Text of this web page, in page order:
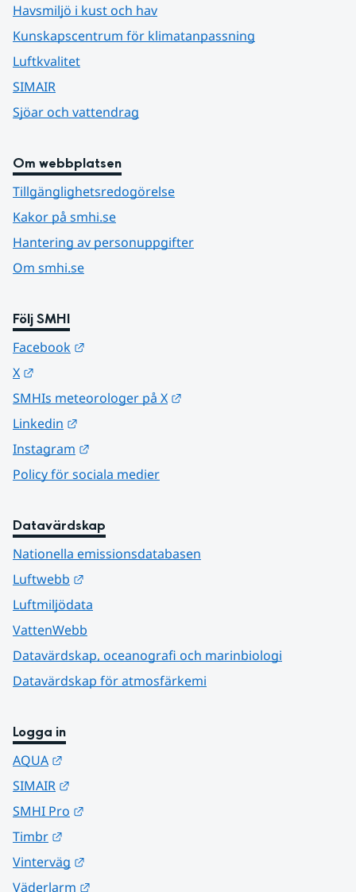
Havsmiljö i kust och hav
Kunskapscentrum för klimatanpassning
Luftkvalitet
SIMAIR
Sjöar och vattendrag
Om webbplatsen
Tillgänglighetsredogörelse
Kakor på smhi.se
Hantering av personuppgifter
Om smhi.se
Följ SMHI
Facebook
X
SMHIs meteorologer på X
Linkedin
Instagram
Policy för sociala medier
Datavärdskap
Nationella emissionsdatabasen
Luftwebb
Luftmiljödata
VattenWebb
Datavärdskap, oceanografi och marinbiologi
Datavärdskap för atmosfärkemi
Logga in
AQUA
SIMAIR
SMHI Pro
Timbr
Vinterväg
Väderlarm